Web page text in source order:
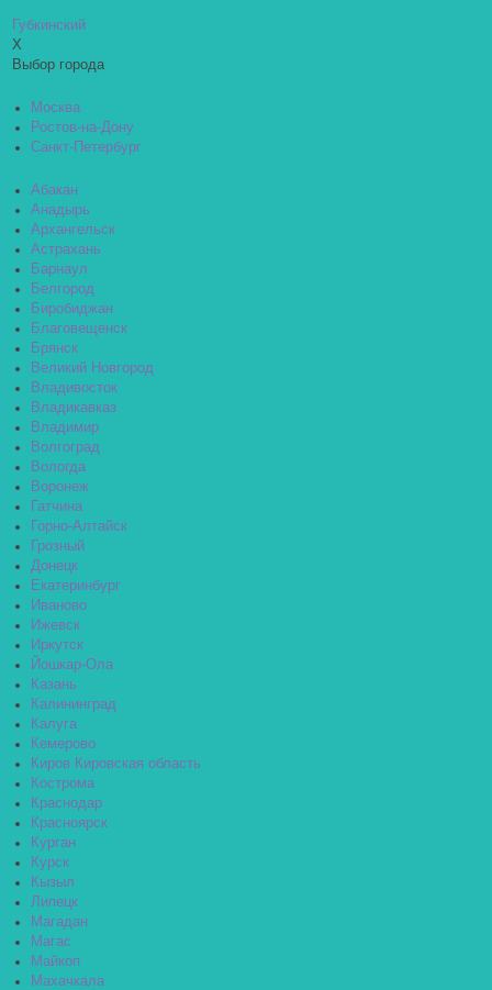
Губкинский
X
Выбор города
Москва
Ростов-на-Дону
Санкт-Петербург
Абакан
Анадырь
Архангельск
Астрахань
Барнаул
Белгород
Биробиджан
Благовещенск
Брянск
Великий Новгород
Владивосток
Владикавказ
Владимир
Волгоград
Вологда
Воронеж
Гатчина
Горно-Алтайск
Грозный
Донецк
Екатеринбург
Иваново
Ижевск
Иркутск
Йошкар-Ола
Казань
Калининград
Калуга
Кемерово
Киров Кировская область
Кострома
Краснодар
Красноярск
Курган
Курск
Кызыл
Липецк
Магадан
Магас
Майкоп
Махачкала